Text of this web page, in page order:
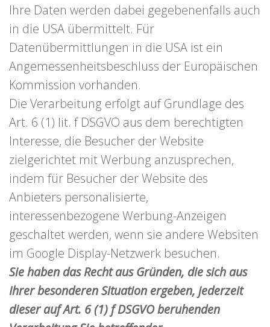
Ihre Daten werden dabei gegebenenfalls auch
in die USA übermittelt. Für
Datenübermittlungen in die USA ist ein
Angemessenheitsbeschluss der Europäischen
Kommission vorhanden.
Die Verarbeitung erfolgt auf Grundlage des
Art. 6 (1) lit. f DSGVO aus dem berechtigten
Interesse, die Besucher der Website
zielgerichtet mit Werbung anzusprechen,
indem für Besucher der Website des
Anbieters personalisierte,
interessenbezogene Werbung-Anzeigen
geschaltet werden, wenn sie andere Websiten
im Google Display-Netzwerk besuchen.
Sie haben das Recht aus Gründen, die sich aus
Ihrer besonderen Situation ergeben, jederzeit
dieser auf Art. 6 (1) f DSGVO beruhenden